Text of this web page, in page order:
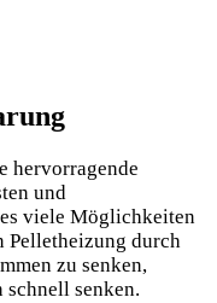
hervorragende
und
viele Möglichkeiten
Pelletheizung durch
zu senken,
senken.